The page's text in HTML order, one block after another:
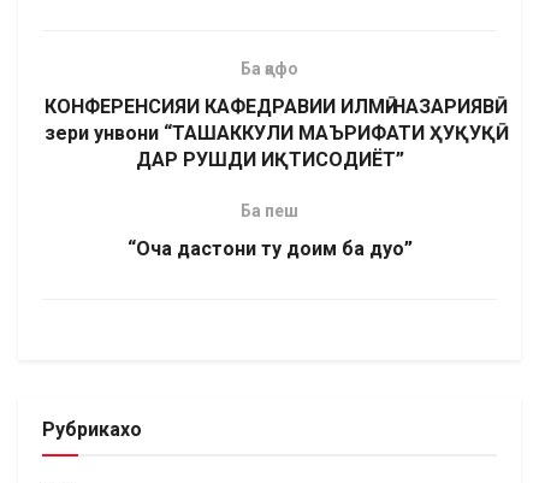
Ба қафо
КОНФЕРЕНСИЯИ КАФЕДРАВИИ ИЛМӢ-НАЗАРИЯВӢ
зери унвони “ТАШАККУЛИ МАЪРИФАТИ ҲУҚУҚӢ
ДАР РУШДИ ИҚТИСОДИЁТ”
Ба пеш
“Оча дастони ту доим ба дуо”
Рубрикахо